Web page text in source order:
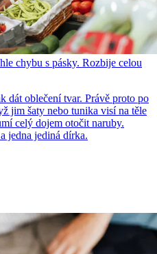
chybu s pásky. Rozbije celou
dát oblečení tvar. Právě proto po
jim šaty nebo tunika visí na těle
celý dojem otočit naruby.
jedna jediná dírka.